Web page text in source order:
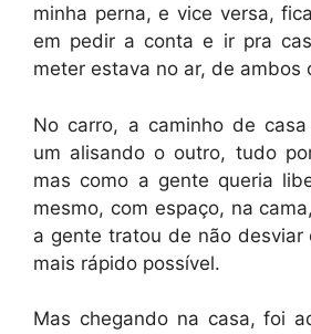
minha perna, e vice versa,
em pedir a conta e ir pra
meter estava no ar, de ambos
No carro, a caminho de
um alisando o outro, tudo
mas como a gente queria
mesmo, com espaço, na
a gente tratou de não
mais rápido possível.
Mas chegando na casa, foi